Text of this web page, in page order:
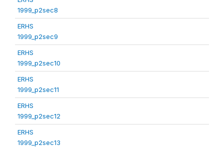
1999_p2sec8
ERHS
1999_p2sec9
ERHS
1999_p2sec10
ERHS
1999_p2sec11
ERHS
1999_p2sec12
ERHS
1999_p2sec13